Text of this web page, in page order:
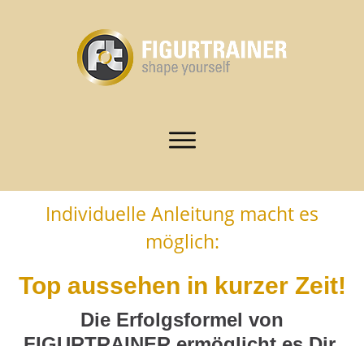
Individuelle Anleitung macht es
möglich:
Top aussehen in kurzer Zeit!
Die Erfolgsformel von